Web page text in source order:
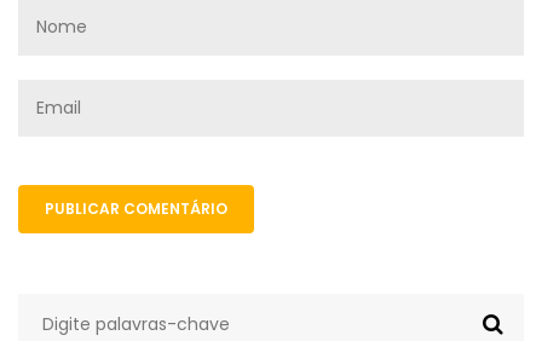
PUBLICAR COMENTÁRIO